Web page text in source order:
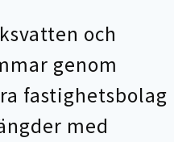
och
genom
fastighetsbolag
med